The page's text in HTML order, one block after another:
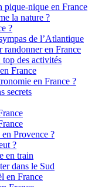
pique-nique en France
la nature ?
?
de l’Atlantique
randonner en France
top des activités
France
en France ?
secrets
Provence ?
?
en train
dans le Sud
en France